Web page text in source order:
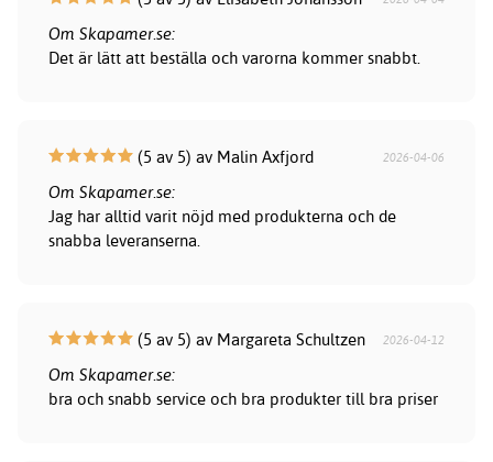
Om Skapamer.se:
Det är lätt att beställa och varorna kommer snabbt.
(5 av 5) av Malin Axfjord 2026-04-06
Om Skapamer.se:
Jag har alltid varit nöjd med produkterna och de
snabba leveranserna.
(5 av 5) av Margareta Schultzen 2026-04-12
Om Skapamer.se:
bra och snabb service och bra produkter till bra priser